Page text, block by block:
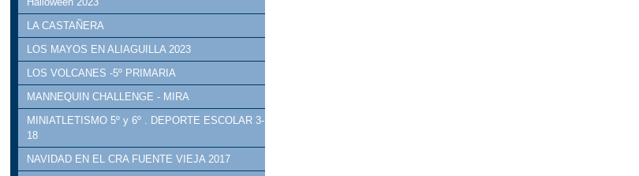
LA CASTAÑERA
LOS MAYOS EN ALIAGUILLA 2023
LOS VOLCANES -5º PRIMARIA
MANNEQUIN CHALLENGE - MIRA
MINIATLETISMO 5º y 6º . DEPORTE ESCOLAR 3-
18
NAVIDAD EN EL CRA FUENTE VIEJA 2017